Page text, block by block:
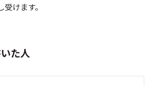
けます。
た人